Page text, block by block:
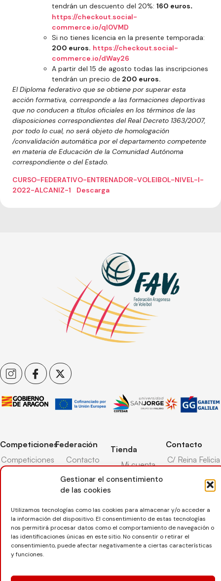
Gestionar el consentimiento
de las cookies
Utilizamos tecnologías como las cookies para almacenar y/o acceder a
la información del dispositivo. El consentimiento de estas tecnologías
nos permitirá procesar datos como el comportamiento de navegación o
las identificaciones únicas en este sitio. No consentir o retirar el
consentimiento, puede afectar negativamente a ciertas características
y funciones.
tendrán un descuento del 20%: 160 euros.
https://checkout.social-
commerce.io/qI0VMD
Si no tienes licencia en la presente temporada:
200 euros. https://checkout.social-
commerce.io/dWay26
A partir del 15 de agosto todas las inscripciones
tendrán un precio de 200 euros.
El Diploma federativo que se obtiene por superar esta
acción formativa, corresponde a las formaciones deportivas
que no conducen a títulos oficiales en los términos de las
disposiciones correspondientes del Real Decreto 1363/2007,
por todo lo cual, no será objeto de homologación
/convalidación automática por el departamento competente
en materia de Educación de la Comunidad Autónoma
correspondiente o del Estado.
CURSO-FEDERATIVO-ENTRENADOR-VOLEIBOL-NIVEL-I-
2022-ALCANIZ-1
Descarga
Competiciones
Competiciones
Pista
Competiciones
Nieve
Federación
Contacto
Transparencia
Árbitros
Entrenadores
Seguro
deportivo
Tienda
Mi cuenta
Carrito
Pasarela pago
Devoluciones
Contacto
C/ Reina Felicia
50-54,
50003,
Zaragoza
976 73 08 41
Desarrollado porTOOOLS